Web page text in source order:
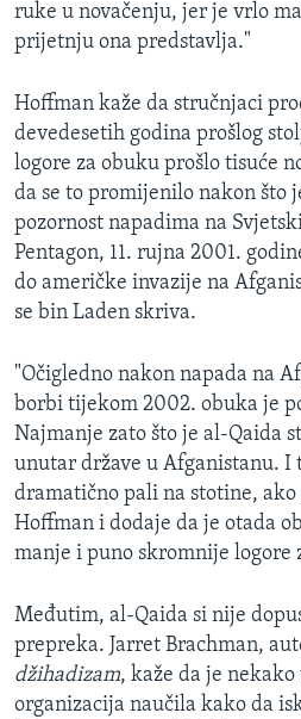
ruke u novačenju, jer je vrlo
prijetnju ona predstavlja."
Hoffman kaže da stručnjaci
devedesetih godina prošlog
logore za obuku prošlo tisuće
da se to promijenilo nakon što
pozornost napadima na
Pentagon, 11. rujna 2001.
do američke invazije na
se bin Laden skriva.
"Očigledno nakon napada na
borbi tijekom 2002. obuka je
Najmanje zato što je al-Qaida
unutar države u Afganistanu.
dramatično pali na stotine, ako
Hoffman i dodaje da je otada
manje i puno skromnije logore
Međutim, al-Qaida si nije
prepreka. Jarret Brachman,
džihadizam, kaže da je
organizacija naučila kako da